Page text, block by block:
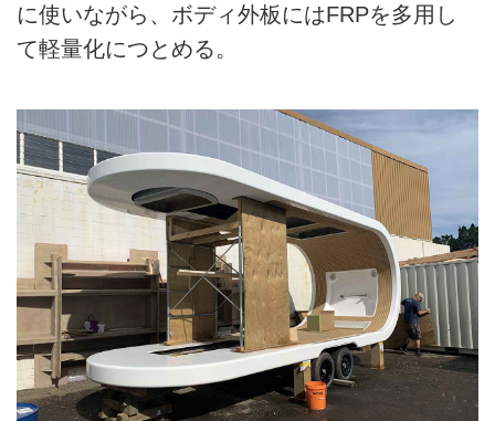
に使いながら、ボディ外板にはFRPを多用し
て軽量化につとめる。